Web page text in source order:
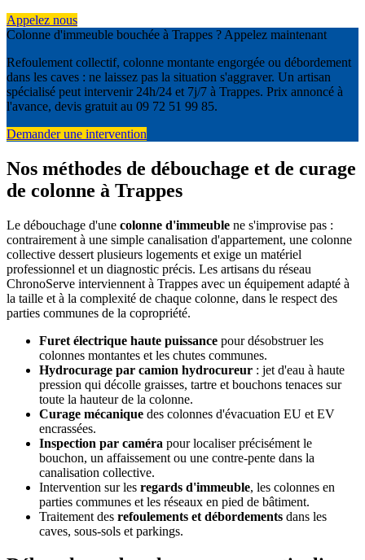
Appelez nous
Colonne d'immeuble bouchée à Trappes ? Appelez maintenant
Refoulement collectif, colonne montante engorgée ou débordement
dans les caves : ne laissez pas la situation s'aggraver. Un artisan
spécialisé peut intervenir 24h/24 et 7j/7 à Trappes. Prix annoncé à
l'avance, devis gratuit au 09 72 51 99 85.
Demander une intervention
Nos méthodes de débouchage et de curage
de colonne à Trappes
Le débouchage d'une colonne d'immeuble ne s'improvise pas :
contrairement à une simple canalisation d'appartement, une colonne
collective dessert plusieurs logements et exige un matériel
professionnel et un diagnostic précis. Les artisans du réseau
ChronoServe interviennent à Trappes avec un équipement adapté à
la taille et à la complexité de chaque colonne, dans le respect des
parties communes de la copropriété.
Furet électrique haute puissance pour désobstruer les
colonnes montantes et les chutes communes.
Hydrocurage par camion hydrocureur : jet d'eau à haute
pression qui décolle graisses, tartre et bouchons tenaces sur
toute la hauteur de la colonne.
Curage mécanique des colonnes d'évacuation EU et EV
encrassées.
Inspection par caméra pour localiser précisément le
bouchon, un affaissement ou une contre-pente dans la
canalisation collective.
Intervention sur les regards d'immeuble, les colonnes en
parties communes et les réseaux en pied de bâtiment.
Traitement des refoulements et débordements dans les
caves, sous-sols et parkings.